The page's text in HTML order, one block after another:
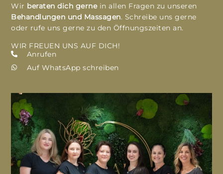
Wir beraten dich gernein allen Fragen zu unseren
Behandlungen und Massagen. Schreibe uns gerne
oder rufe uns gerne zu den Öffnungszeiten an.
WIR FREUEN UNS AUF DICH!
Anrufen
Auf WhatsApp schreiben